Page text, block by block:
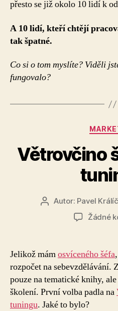
přesto se již okolo 10 lidí k
A 10 lidí, kteří chtějí
tak špatné.
Co si o tom myslíte? Viděli
fungovalo?
Větrovčino
Autor
příspěvku
Autor: Pavel
Žádné
Jelikož mámosvíceného šéfa
rozpočet na sebevzdělávání.
pouze na tematické knihy,
školení. První volba padla na
tuningu. Jaké to bylo?